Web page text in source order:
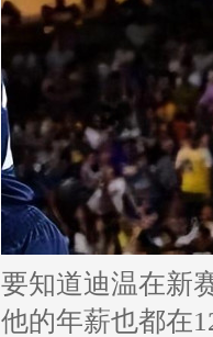
要知道迪温在新
他的年薪也都在